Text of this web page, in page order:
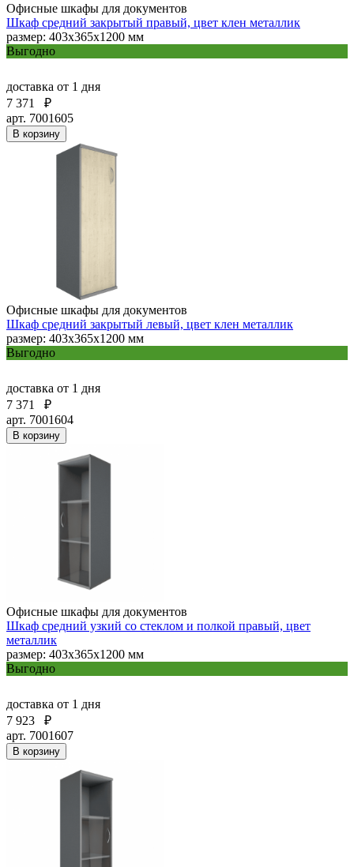
Офисные шкафы для документов
Шкаф средний закрытый правый, цвет клен металлик
размер: 403х365х1200 мм
Выгодно
доставка от 1 дня
7 371
₽
арт. 7001605
В корзину
Офисные шкафы для документов
Шкаф средний закрытый левый, цвет клен металлик
размер: 403х365х1200 мм
Выгодно
доставка от 1 дня
7 371
₽
арт. 7001604
В корзину
Офисные шкафы для документов
Шкаф средний узкий со стеклом и полкой правый, цвет
металлик
размер: 403х365х1200 мм
Выгодно
доставка от 1 дня
7 923
₽
арт. 7001607
В корзину